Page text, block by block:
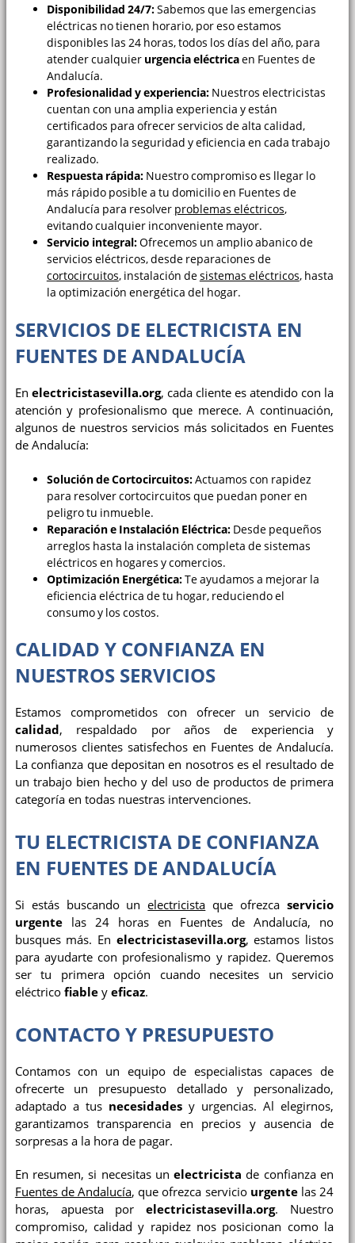
Disponibilidad 24/7:Sabemos que las emergencias
eléctricas no tienen horario, por eso estamos
disponibles las 24 horas, todos los días del año, para
atender cualquier urgencia eléctricaen Fuentes de
Andalucía.
Profesionalidad y experiencia:Nuestros electricistas
cuentan con una amplia experiencia y están
certificados para ofrecer servicios de alta calidad,
garantizando la seguridad y eficiencia en cada trabajo
realizado.
Respuesta rápida:Nuestro compromiso es llegar lo
más rápido posible a tu domicilio en Fuentes de
Andalucía para resolver problemas eléctricos,
evitando cualquier inconveniente mayor.
Servicio integral:Ofrecemos un amplio abanico de
servicios eléctricos, desde reparaciones de
cortocircuitos, instalación desistemas eléctricos, hasta
la optimización energética del hogar.
SERVICIOS DE ELECTRICISTA EN
FUENTES DE ANDALUCÍA
En electricistasevilla.org, cada cliente es atendido con la
atención y profesionalismo que merece. A continuación,
algunos de nuestros servicios más solicitados en Fuentes
de Andalucía:
Solución de Cortocircuitos:Actuamos con rapidez
para resolver cortocircuitos que puedan poner en
peligro tu inmueble.
Reparación e Instalación Eléctrica:Desde pequeños
arreglos hasta la instalación completa de sistemas
eléctricos en hogares y comercios.
Optimización Energética:Te ayudamos a mejorar la
eficiencia eléctrica de tu hogar, reduciendo el
consumo y los costos.
CALIDAD Y CONFIANZA EN
NUESTROS SERVICIOS
Estamos comprometidos con ofrecer un servicio de
calidad , respaldado por años de experiencia y
numerosos clientes satisfechos en Fuentes de Andalucía.
La confianza que depositan en nosotros es el resultado de
un trabajo bien hecho y del uso de productos de primera
categoría en todas nuestras intervenciones.
TU ELECTRICISTA DE CONFIANZA
EN FUENTES DE ANDALUCÍA
Si estás buscando unelectricista que ofrezca servicio
urgentelas 24 horas en Fuentes de Andalucía, no
busques más. En electricistasevilla.org, estamos listos
para ayudarte con profesionalismo y rapidez. Queremos
ser tu primera opción cuando necesites un servicio
eléctrico fiabley eficaz.
CONTACTO Y PRESUPUESTO
Contamos con un equipo de especialistas capaces de
ofrecerte un presupuesto detallado y personalizado,
adaptado a tus necesidadesy urgencias. Al elegirnos,
garantizamos transparencia en precios y ausencia de
sorpresas a la hora de pagar.
En resumen, si necesitas unelectricista de confianza en
Fuentes de Andalucía, que ofrezca servicio urgentelas 24
horas, apuesta porelectricistasevilla.org. Nuestro
compromiso, calidad y rapidez nos posicionan como la